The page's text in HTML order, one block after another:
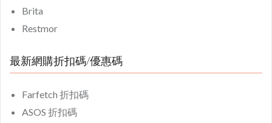
Brita
Restmor
最新網購折扣碼/優惠碼
Farfetch 折扣碼
ASOS 折扣碼